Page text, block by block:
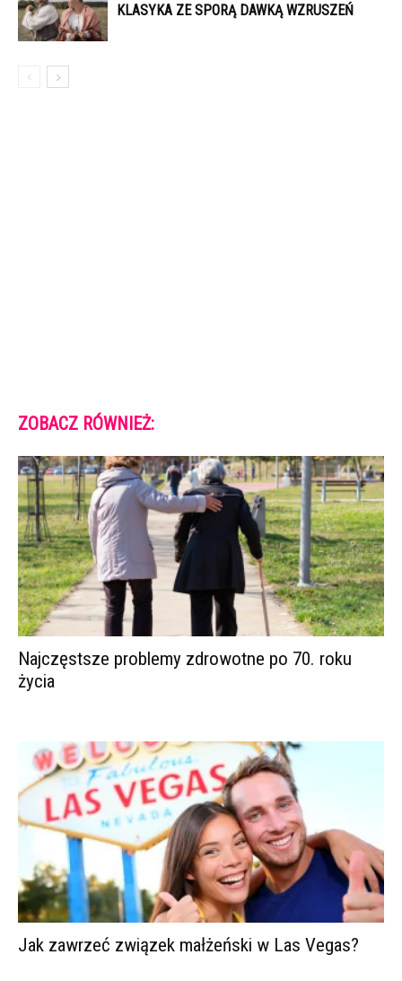
KLASYKA ZE SPORĄ DAWKĄ WZRUSZEŃ
ZOBACZ RÓWNIEŻ:
Najczęstsze problemy zdrowotne po 70. roku
życia
Jak zawrzeć związek małżeński w Las Vegas?